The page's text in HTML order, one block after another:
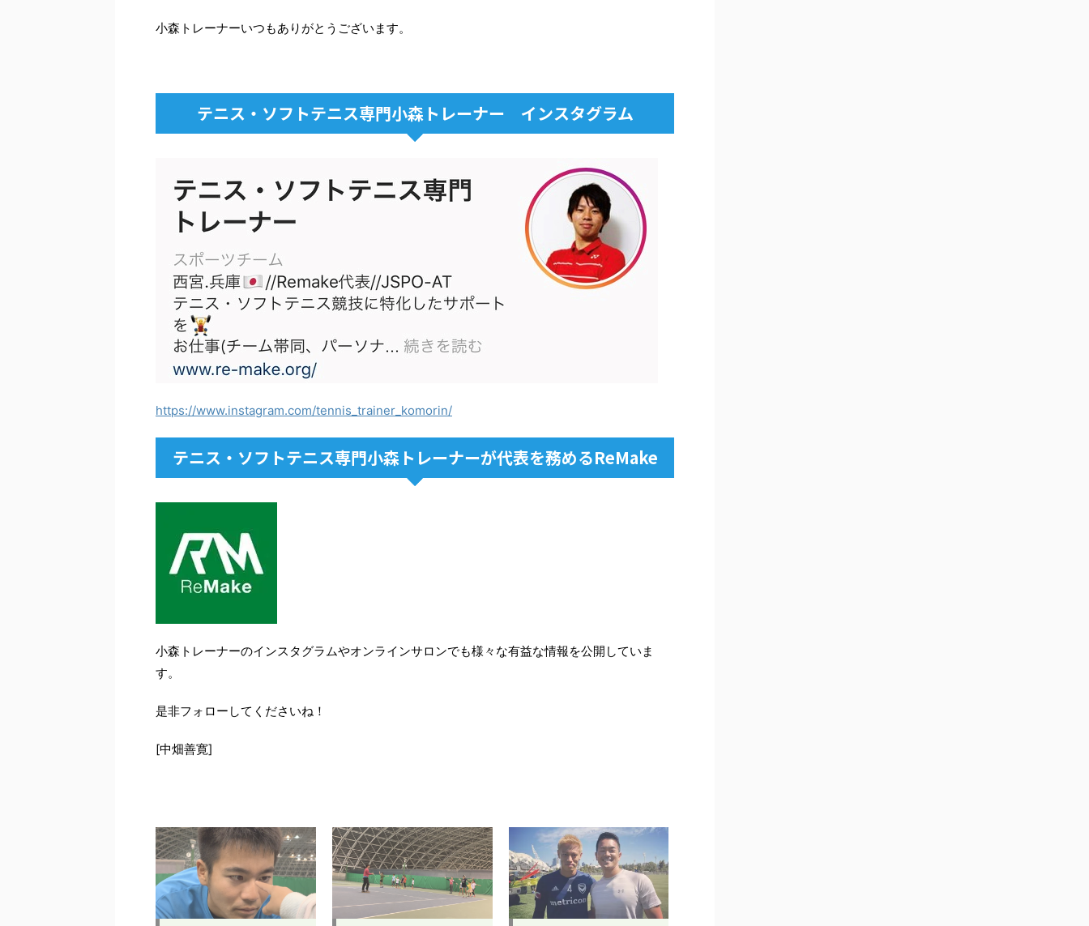
小森トレーナーいつもありがとうございます。
テニス・ソフトテニス専門小森トレーナー インスタグラム
https://www.instagram.com/tennis_trainer_komorin/
テニス・ソフトテニス専門小森トレーナーが代表を務めるReMake
小森トレーナーのインスタグラムやオンラインサロンでも様々な有益な情報を公開していま
す。
是非フォローしてくださいね！
[中畑善寛]